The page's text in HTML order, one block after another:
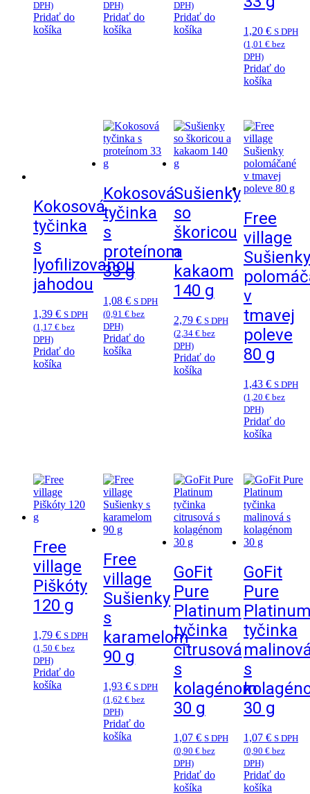
DPH)
Pridať do
košíka
DPH)
Pridať do
košíka
DPH)
Pridať do
košíka
1,20 € S DPH
(1,01 €bez
DPH)
Pridať do
košíka
Kokosová
tyčinka
s
lyofilizovanou
jahodou
1,39 € S DPH
(1,17 € bez
DPH)
Pridať do
košíka
Kokosová
tyčinka
s
proteínom
33 g
1,08€ S DPH
(0,91€ bez
DPH)
Pridať do
košíka
Sušienky
so
škoricou
a
kakaom
140 g
2,79 € S DPH
(2,34 €bez
DPH)
Pridať do
košíka
Free
village
Sušienky
v
tmavej
poleve
80 g
1,43 € S DPH
(1,20 €bez
DPH)
Pridať do
košíka
Free
village
Piškóty
120 g
1,79 € S DPH
(1,50 € bez
DPH)
Pridať do
košíka
Free
village
Sušienky
s
karamelom
90 g
1,93€ S DPH
(1,62€ bez
DPH)
Pridať do
košíka
GoFit
Pure
Platinum
tyčinka
citrusová
s
kolagénom
30 g
1,07 € S DPH
(0,90 €bez
DPH)
Pridať do
košíka
GoFit
Pure
tyčinka
s
30 g
1,07 € S DPH
(0,90 €bez
DPH)
Pridať do
košíka